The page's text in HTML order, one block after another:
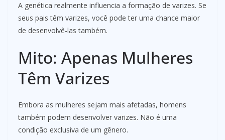
A genética realmente influencia a formação de varizes. Se
seus pais têm varizes, você pode ter uma chance maior
de desenvolvê-las também.
Mito: Apenas Mulheres
Têm Varizes
Embora as mulheres sejam mais afetadas, homens
também podem desenvolver varizes. Não é uma
condição exclusiva de um gênero.